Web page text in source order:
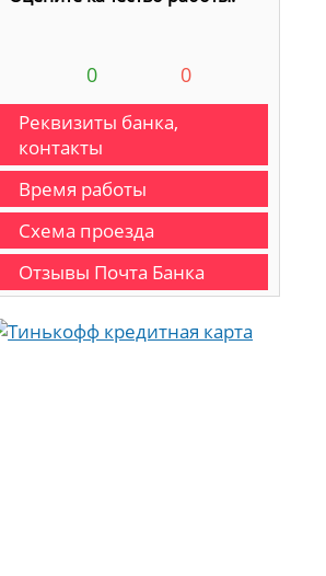
0 0
Реквизиты банка,
контакты
Время работы
Схема проезда
Отзывы Почта Банка